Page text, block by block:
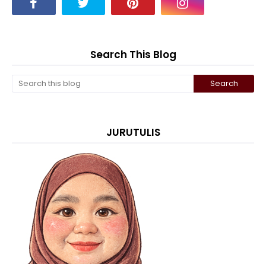
Search This Blog
JURUTULIS